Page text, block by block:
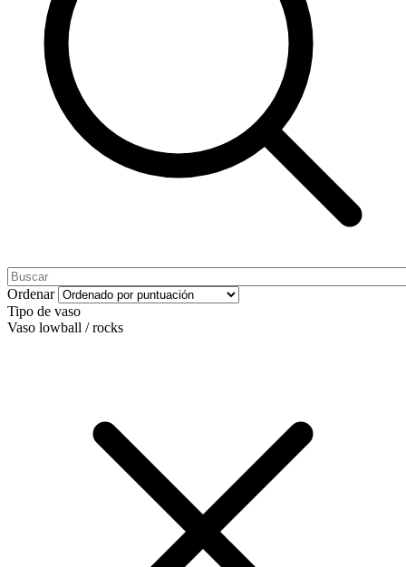
Ordenar
Tipo de vaso
Vaso lowball / rocks